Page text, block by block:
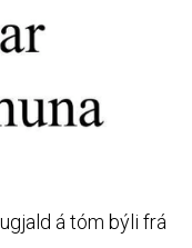
á tóm býli frá